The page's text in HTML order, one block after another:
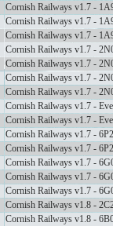
Cornish Railways v1.7 -
Cornish Railways v1.7 -
Cornish Railways v1.7 -
Cornish Railways v1.7 -
Cornish Railways v1.7 -
Cornish Railways v1.7 -
Cornish Railways v1.7 -
Cornish Railways v1.7 -
Cornish Railways v1.7 -
Cornish Railways v1.7 -
Cornish Railways v1.7 -
Cornish Railways v1.7 -
Cornish Railways v1.7 -
Cornish Railways v1.7 -
Cornish Railways v1.8 -
Cornish Railways v1.8 -